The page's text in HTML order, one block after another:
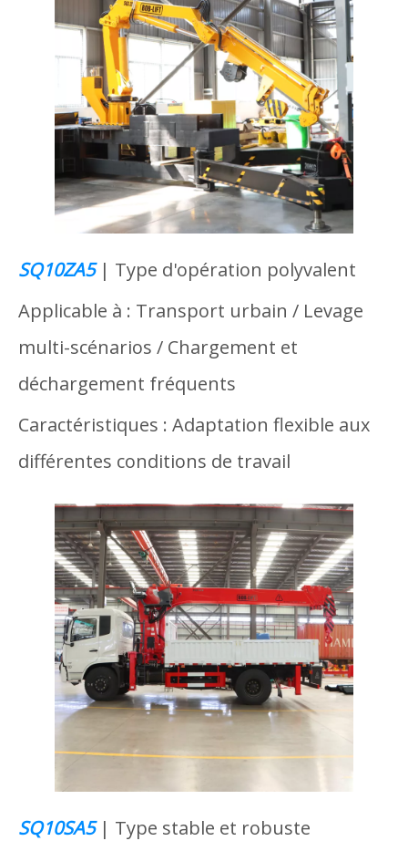
SQ10ZA5 | Type d'opération polyvalent
Applicable à : Transport urbain / Levage
multi-scénarios / Chargement et
déchargement fréquents
Caractéristiques : Adaptation flexible aux
différentes conditions de travail
SQ10SA5 | Type stable et robuste